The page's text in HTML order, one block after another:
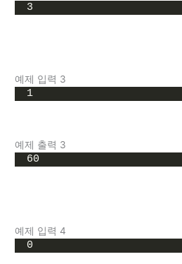
3
예제 입력 3
1
예제 출력 3
60
예제 입력 4
0